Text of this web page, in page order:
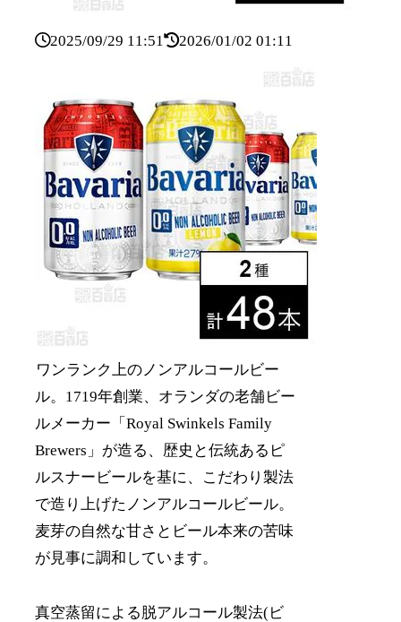
2025/09/29 11:51 2026/01/02 01:11
ワンランク上のノンアルコールビー
ル。1719年創業、オランダの老舗ビー
ルメーカー「Royal Swinkels Family
Brewers」が造る、歴史と伝統あるピ
ルスナービールを基に、こだわり製法
で造り上げたノンアルコールビール。
麦芽の自然な甘さとビール本来の苦味
が見事に調和しています。
真空蒸留による脱アルコール製法(ビ